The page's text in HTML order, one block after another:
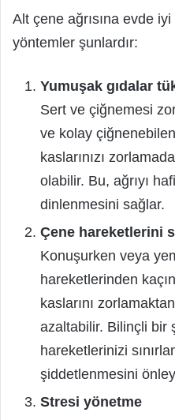
Alt çene ağrısına evde
yöntemler şunlardır:
Yumuşak gıdalar
Sert ve çiğnemesi
ve kolay
kaslarınızı
olabilir. Bu, ağrıyı
dinlenmesini sağlar.
Çene hareketlerini
Konuşurken veya
hareketlerinden
kaslarını
azaltabilir. Bilinçli bir
hareketlerinizi
şiddetlenmesini
Stresi yönetme